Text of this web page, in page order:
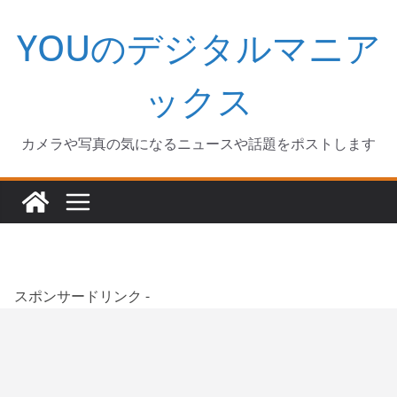
キ
YOUのデジタルマニア
ックス
カメラや写真の気になるニュースや話題をポストします
スポンサードリンク -